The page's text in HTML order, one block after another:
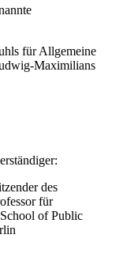
für Allgemeine
Maximilians
des
für
of Public